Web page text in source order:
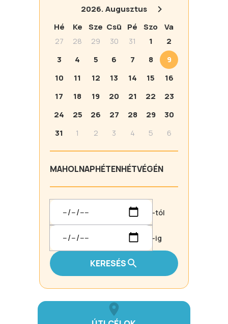
2026.Augusztus
Hé
Ke Sze Csü Pé Szo
Va
27
28 29 30 31 1
2
3
4 5 6 7 8
9
10
11 12 13 14 15
16
17
18 19 20 21 22
23
24
25 26 27 28 29
30
31
1 2 3 4 5 6
MAHOLNAPHÉTENHÉTVÉGÉN
-tól
-ig
KERESÉS